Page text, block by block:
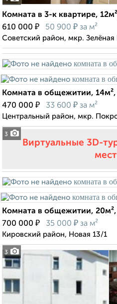
Комната в 3-к квартире,
610 000 ₽ 50 900 ₽ за м²
Советский район, мкр.
3
Комната в общежитии,
470 000 ₽ 33 600 ₽ за м²
Центральный район, мкр.
Виртуальные 3D-
3
Комната в общежитии,
700 000 ₽ 35 000 ₽ за м²
Кировский район, Новая 13/1